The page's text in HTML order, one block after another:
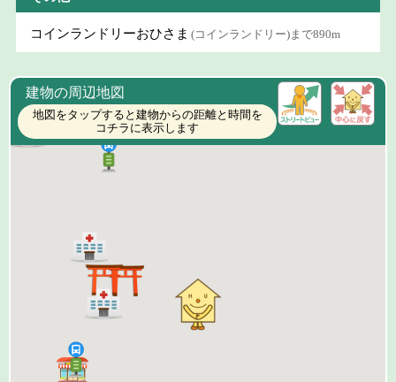
コインランドリーおひさま (コインランドリー)まで890m
建物の周辺地図
地図をタップすると建物からの距離と時間を
コチラに表示します